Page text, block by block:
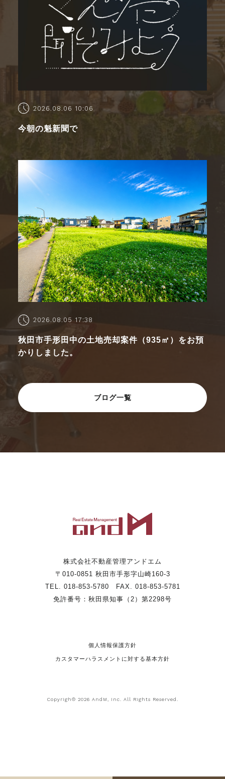
2026.08.06 10:06
今朝の魁新聞で
2026.08.05 17:38
秋田市手形田中の土地売却案件（935㎡）をお預
かりしました。
ブログ一覧
株式会社不動産管理アンドエム
〒010-0851 秋田市手形字山崎160-3
TEL. 018-853-5780 FAX. 018-853-5781
免許番号：秋田県知事（2）第2298号
個人情報保護方針
カスタマーハラスメントに対する基本方針
Copyrigh© 2026 AndM, Inc. All Rights Reserved.